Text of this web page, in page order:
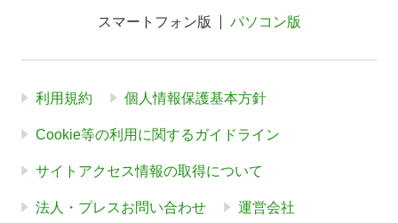
スマートフォン版 パソコン版
利用規約 個人情報保護基本方針
Cookie等の利用に関するガイドライン
サイトアクセス情報の取得について
法人・プレスお問い合わせ 運営会社